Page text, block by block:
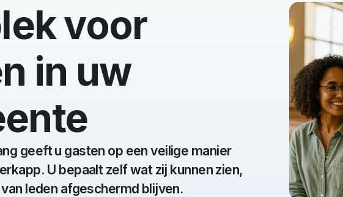
& Delen
berichten,
of een oproep
leden overzichtelijk in
zoals wijken of teams
Beheer aanwezigheid bij
Upload en deel bestanden zoals
beleidsstukken of een kerkblad
voor
in uw
geeft u gasten op een veilige manier
U bepaalt zelf wat zij kunnen zien,
leden afgeschermd blijven.